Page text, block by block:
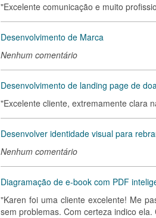
"Excelente comunicação e muito
Desenvolvimento de Marca
Nenhum comentário
Desenvolvimento de landing page de
"Excelente cliente, extremamente clara
Desenvolver identidade visual para
Nenhum comentário
Diagramação de e-book com PDF
"Karen foi uma cliente excelente! Me
sem problemas. Com certeza indico ela.